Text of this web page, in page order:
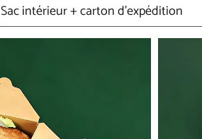
Sac intérieur + carton d'expédition